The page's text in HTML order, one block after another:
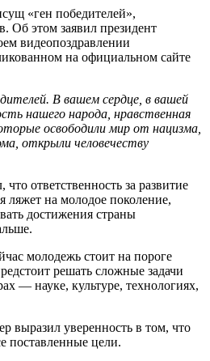
«ген победителей»,
Об этом заявил президент
видеопоздравлении
на официальном сайте
В вашем сердце, в вашей
нашего народа, нравственная
освободили мир от нацизма,
открыли человечеству
что ответственность за развитие
ляжет на молодое поколение,
достижения страны
молодежь стоит на пороге
решать сложные задачи
— науке, культуре, технологиях,
выразил уверенность в том, что
поставленные цели.